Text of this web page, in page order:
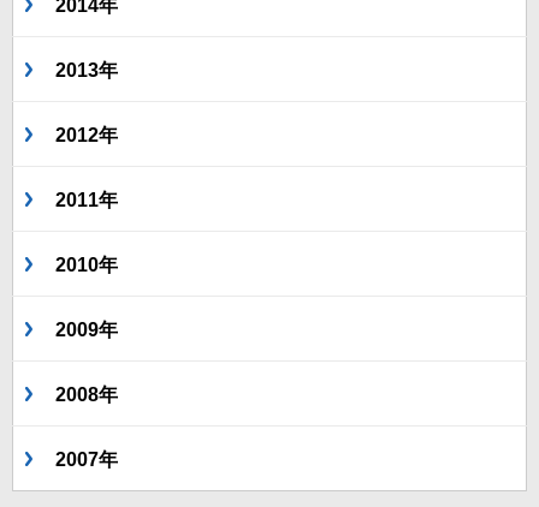
2014年
2013年
2012年
2011年
2010年
2009年
2008年
2007年